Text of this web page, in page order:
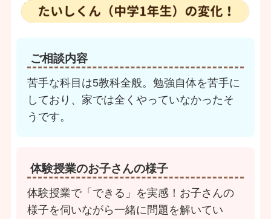
ご相談内容
苦手な科目は5教科全般。勉強自体を苦手に
しており、家では全くやっていなかったそ
うです。
体験授業のお子さんの様子
体験授業で「できる」を実感！お子さんの
様子を伺いながら一緒に問題を解いてい